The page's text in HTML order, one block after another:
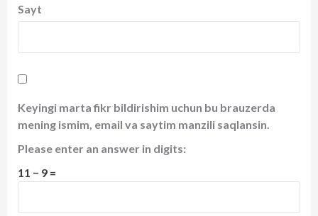
Sayt
Keyingi marta fikr bildirishim uchun bu brauzerda
mening ismim, email va saytim manzili saqlansin.
Please enter an answer in digits:
11 − 9 =